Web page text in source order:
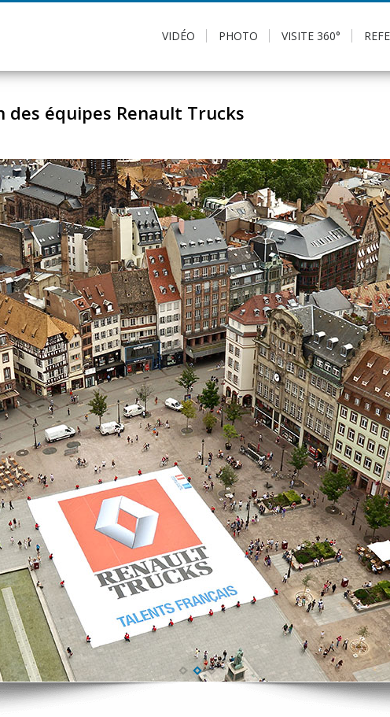
VIDÉO PHOTO VISITE 360°
des équipes Renault Trucks